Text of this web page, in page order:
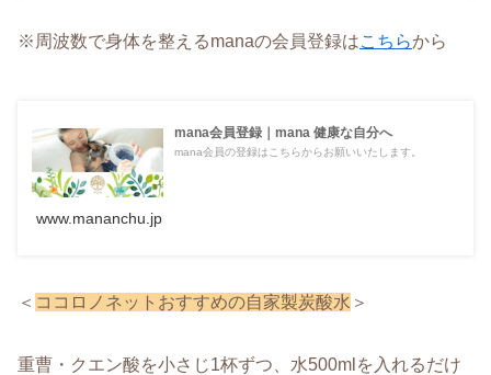
※周波数で身体を整えるmanaの会員登録はこちらから
mana会員登録｜mana 健康な自分へ
mana会員の登録はこちらからお願いいたします。
www.mananchu.jp
＜ ココロノネットおすすめの自家製炭酸水 ＞
重曹・クエン酸を小さじ1杯ずつ、水500mlを入れるだけ